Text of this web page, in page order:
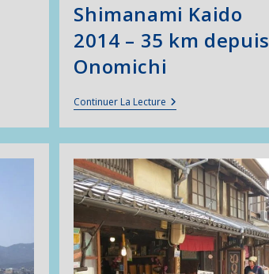
Shimanami Kaido
2014 – 35 km depuis
Onomichi
Continuer La Lecture Shimanami
Kaido
2014
–
Km
Depuis
Onomichi